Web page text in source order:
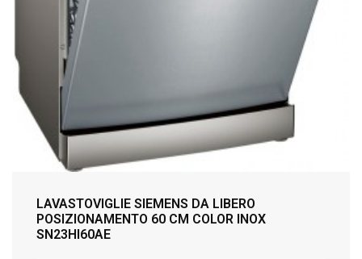
LAVASTOVIGLIE SIEMENS DA LIBERO
POSIZIONAMENTO 60 CM COLOR INOX
SN23HI60AE